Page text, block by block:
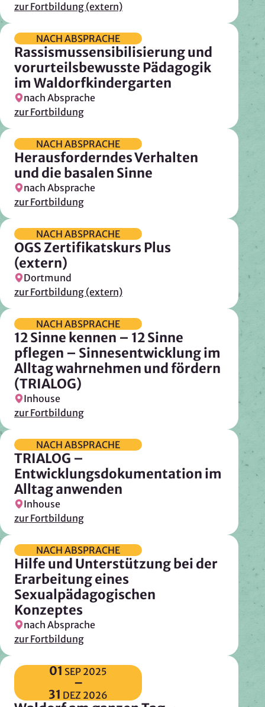
zur Fortbildung (extern)
NACH ABSPRACHE
Rassismussensibilisierung und
vorurteilsbewusste Pädagogik
im Waldorfkindergarten
nach Absprache
zur Fortbildung
NACH ABSPRACHE
Herausforderndes Verhalten
und die basalen Sinne
nach Absprache
zur Fortbildung
NACH ABSPRACHE
OGS Zertifikatskurs Plus
(extern)
Dortmund
zur Fortbildung (extern)
NACH ABSPRACHE
12 Sinne kennen – 12 Sinne
pflegen – Sinnesentwicklung im
Alltag wahrnehmen und fördern
(TRIALOG)
Inhouse
zur Fortbildung
NACH ABSPRACHE
TRIALOG –
Entwicklungsdokumentation im
Alltag anwenden
Inhouse
zur Fortbildung
NACH ABSPRACHE
Hilfe und Unterstützung bei der
Erarbeitung eines
Sexualpädagogischen
Konzeptes
nach Absprache
zur Fortbildung
01 SEP 2025
–
31 DEZ 2026